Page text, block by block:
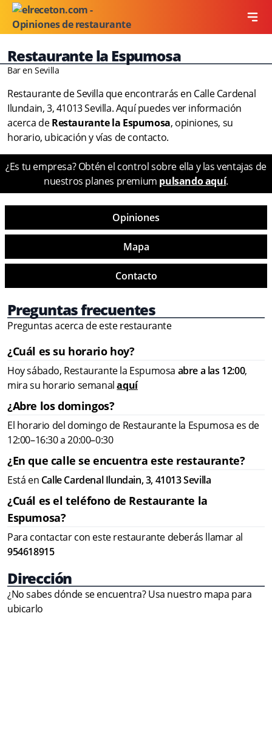
Restaurante la Espumosa
Bar en Sevilla
Restaurante de Sevilla que encontrarás en Calle Cardenal
Ilundain, 3, 41013 Sevilla. Aquí puedes ver información
acerca deRestaurante la Espumosa, opiniones, su
horario, ubicación y vías de contacto.
¿Es tu empresa? Obtén el control sobre ella y las ventajas de
nuestros planes premium pulsando aquí.
Opiniones
Mapa
Contacto
Preguntas frecuentes
Preguntas acerca de este restaurante
¿Cuál es su horario hoy?
Hoy sábado, Restaurante la Espumosa abre a las 12:00,
mira su horario semanalaquí
¿Abre los domingos?
El horario del domingo de Restaurante la Espumosa es de
12:00–16:30 a 20:00–0:30
¿En que calle se encuentra este restaurante?
Está en Calle Cardenal Ilundain, 3, 41013 Sevilla
¿Cuál es el teléfono de Restaurante la
Espumosa?
Para contactar con este restaurante deberás llamar al
954618915
Dirección
¿No sabes dónde se encuentra? Usa nuestro mapa para
ubicarlo